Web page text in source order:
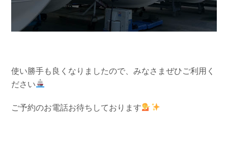
使い勝手も良くなりましたので、みなさまぜひご利用く
ださい
ご予約のお電話お待ちしております